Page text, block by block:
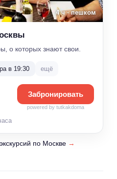
4 ч · пешком
о которых знают свои.
в 19:30 ещё
Забронировать
powered by tutkakdoma
по Москве →